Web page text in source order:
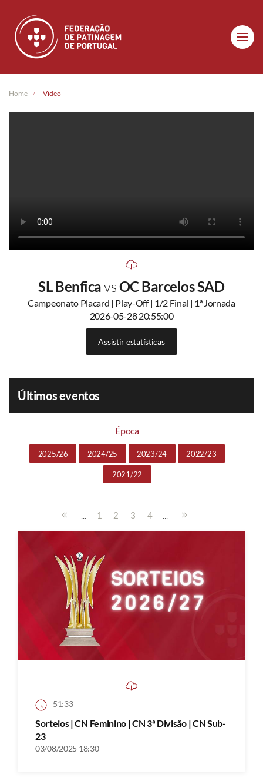
Skip to main content
Home Video
SL BenficavsOC Barcelos SAD
Campeonato Placard | Play-Off | 1/2 Final | 1ª Jornada
2026-05-28 20:55:00
Assistir estatísticas
Últimos eventos
Época
2025/26 2024/25 2023/24 2022/23
2021/22
... 1 2 3 4 ...
51:33
Sorteios | CN Feminino | CN 3ª Divisão | CN Sub-
23
03/08/2025 18:30